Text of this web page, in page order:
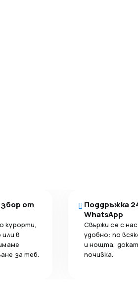
от
курорти,
в
за теб.
Поддръжка
WhatsApp
Свържи се с
удобно: по
и нощта,
почивка.